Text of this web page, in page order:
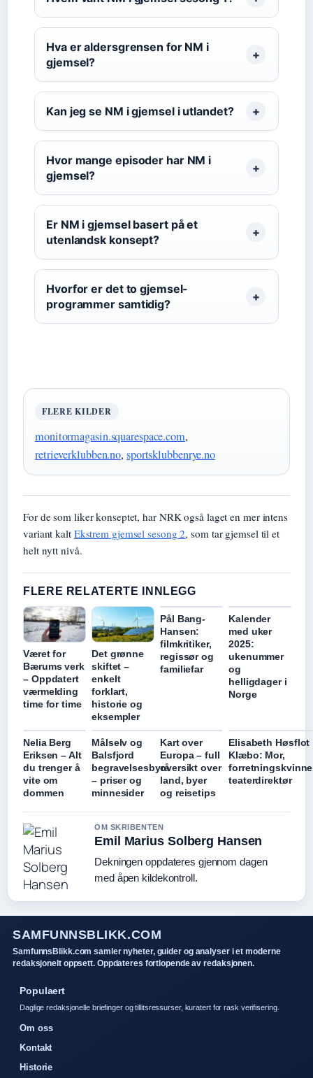
Hva er aldersgrensen for NM i
gjemsel?
Kan jeg se NM i gjemsel i utlandet?
Hvor mange episoder har NM i
gjemsel?
Er NM i gjemsel basert på et
utenlandsk konsept?
Hvorfor er det to gjemsel-
programmer samtidig?
FLERE KILDER
monitormagasin.squarespace.com,
retrieverklubben.no, sportsklubbenrye.no
For de som liker konseptet, har NRK også laget en mer intens
variant kalt Ekstrem gjemsel sesong 2, som tar gjemsel til et
helt nytt nivå.
FLERE RELATERTE INNLEGG
Været for
Bærums verk
– Oppdatert
værmelding
time for time
Det grønne
skiftet –
enkelt
forklart,
historie og
eksempler
Pål Bang-
Hansen:
filmkritiker,
regissør og
familiefar
Kalender
med uker
2025:
ukenummer
og
helligdager i
Norge
Nelia Berg
Eriksen – Alt
du trenger å
vite om
dommen
Målselv og
Balsfjord
begravelsesbyrå
– priser og
minnesider
Kart over
Europa – full
oversikt over
land, byer
og reisetips
Elisabeth Høsflot
Klæbo: Mor,
teaterdirektør
OM SKRIBENTEN
Emil Marius Solberg Hansen
Dekningen oppdateres gjennom dagen
med åpen kildekontroll.
SAMFUNNSBLIKK.COM
SamfunnsBlikk.com samler nyheter, guider og analyser i et moderne
redaksjonelt oppsett. Oppdateres fortlopende av redaksjonen.
Populaert
Daglige redaksjonelle briefinger og tillitsressurser, kuratert for rask verifisering.
Om oss
Kontakt
Historie